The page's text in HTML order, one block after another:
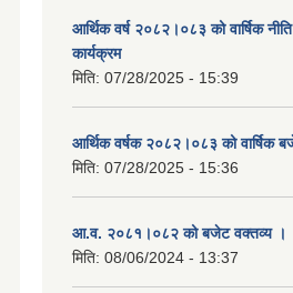
आर्थिक वर्ष २०८२।०८३ को वार्षिक
कार्यक्रम
मिति: 07/28/2025 - 15:39
आर्थिक वर्षक २०८२।०८३ को वार्षिक
मिति: 07/28/2025 - 15:36
आ.व. २०८१।०८२ को बजेट वक्तव्य ।
मिति: 08/06/2024 - 13:37